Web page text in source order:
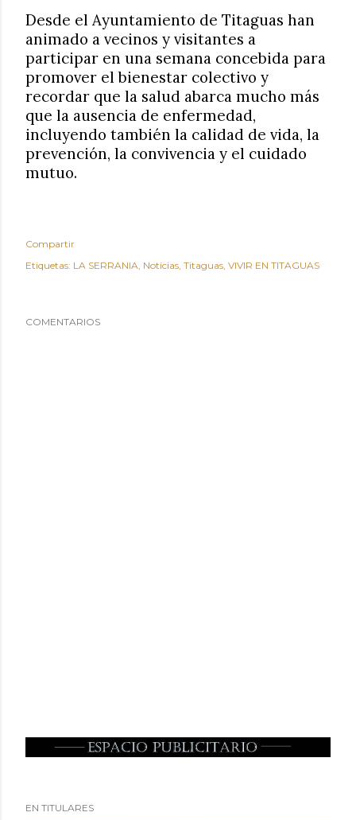
Desde el Ayuntamiento de Titaguas han
animado a vecinos y visitantes a
participar en una semana concebida para
promover el bienestar colectivo y
recordar que la salud abarca mucho más
que la ausencia de enfermedad,
incluyendo también la calidad de vida, la
prevención, la convivencia y el cuidado
mutuo.
Compartir
Etiquetas: LA SERRANIA Noticias Titaguas VIVIR EN TITAGUAS
COMENTARIOS
EN TITULARES